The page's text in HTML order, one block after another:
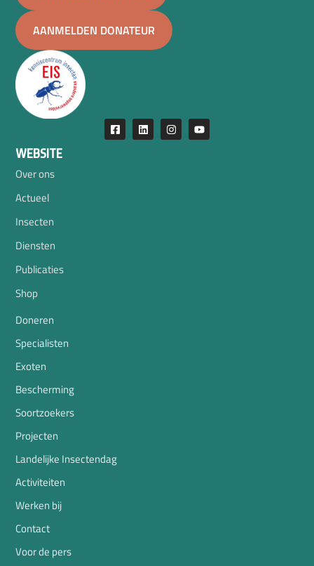
AANMELDEN DONATEUR
WEBSITE
Over ons
Actueel
Insecten
Diensten
Publicaties
Shop
Doneren
Specialisten
Exoten
Bescherming
Soortzoekers
Projecten
Landelijke Insectendag
Activiteiten
Werken bij
Contact
Voor de pers